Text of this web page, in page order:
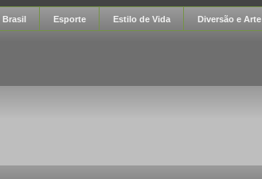
Brasil Esporte Estilo de Vida Diversão e Arte